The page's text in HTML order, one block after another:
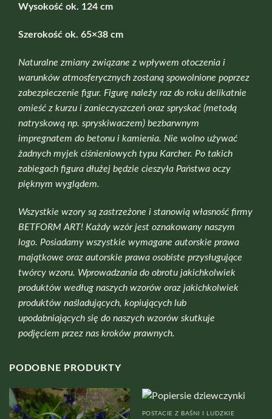
Wysokość ok. 124 cm
Szerokość ok. 65×38 cm
Naturalne zmiany związane z wpływem otoczenia i
warunków atmosferycznych zostaną spowolnione poprzez
zabezpieczenie figur. Figurę należy raz do roku delikatnie
omieść z kurzu i zanieczyszczeń oraz spryskać (metodą
natryskową np. spryskiwaczem) bezbarwnym
impregnatem do betonu i kamienia. Nie wolno używać
żadnych myjek ciśnieniowych typu Karcher. Po takich
zabiegach figura dłużej będzie cieszyła Państwa oczy
pięknym wyglądem.
Wszystkie wzory są zastrzeżone i stanowią własność firmy
BETFORM ART! Każdy wzór jest oznakowany naszym
logo. Posiadamy wszystkie wymagane autorskie prawa
majątkowe oraz autorskie prawa osobiste przysługujące
twórcy wzoru. Wprowadzania do obrotu jakichkolwiek
produktów według naszych wzorów oraz jakichkolwiek
produktów naśladujących, kopiujących lub
upodabniających się do naszych wzorów skutkuje
podjęciem przez nas kroków prawnych.
PODOBNE PRODUKTY
POSTACIE Z BAŚNI I LUDZKIE